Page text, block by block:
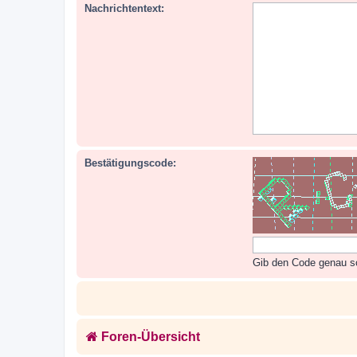
Nachrichtentext:
Bestätigungscode:
Gib den Code genau
Foren-Übersicht